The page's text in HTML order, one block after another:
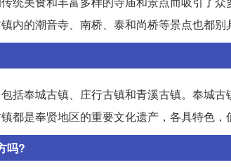
内的潮音寺、南桥、泰和尚桥等景点也都别
括奉城古镇、庄行古镇和青溪古镇。奉城
都是奉贤地区的重要文化遗产，各具特色，
吗?